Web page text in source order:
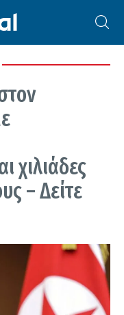
χιλιάδες
– Δείτε